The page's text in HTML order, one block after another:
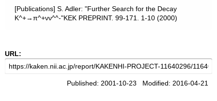
[Publications] S. Adler: "Further Search for the Decay
K^+→π^+νν^^-"KEK PREPRINT. 99-171. 1-10 (2000)
URL:
Published: 2001-10-23 Modified: 2016-04-21